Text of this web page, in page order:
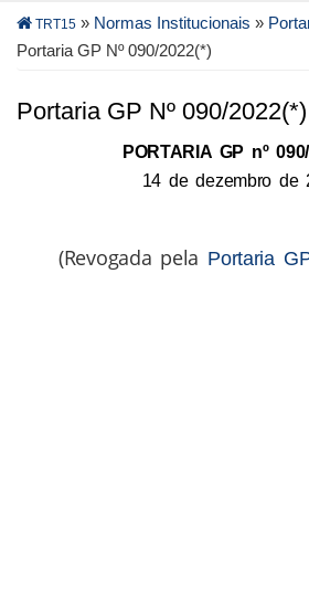
Trilha
de
TRT15 » Normas Institucionais »
Portaria GP Nº 090/2022(*)
Portaria GP Nº 090/2022(*)
PORTARIA GP nº
14 de dezembro de
(Revogada pela Portaria